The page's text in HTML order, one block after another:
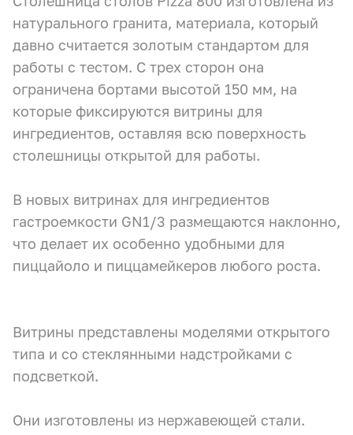
натурального гранита, материала, который
давно считается золотым стандартом для
работы с тестом. С трех сторон она
ограничена бортами высотой 150 мм, на
которые фиксируются витрины для
ингредиентов, оставляя всю поверхность
столешницы открытой для работы.
В новых витринах для ингредиентов
гастроемкости GN1/3 размещаются наклонно,
что делает их особенно удобными для
пиццайоло и пиццамейкеров любого роста.
Витрины представлены моделями открытого
типа и со стеклянными надстройками с
подсветкой.
Они изготовлены из нержавеющей стали.